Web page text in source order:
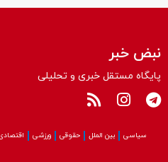
نبض خبر
پایگاه مستقل خبری و تحلیلی
سیاسی بین الملل حقوقی ورزشی